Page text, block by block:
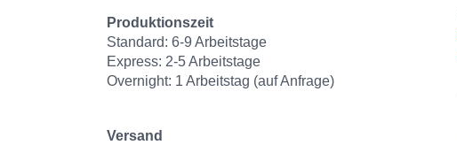
Produktionszeit
Standard: 6-9 Arbeitstage
Express: 2-5 Arbeitstage
Overnight: 1 Arbeitstag (auf Anfrage)
Versand